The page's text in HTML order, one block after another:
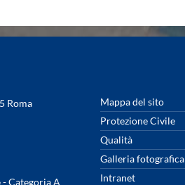
Roma
Categoria A
Mappa del sito
Protezione Civile
Qualità
Galleria fotografica
Intranet